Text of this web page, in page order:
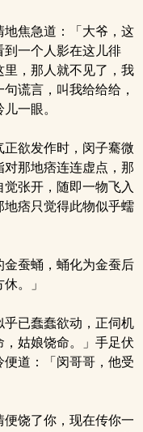
焦急道：「大爷，这
到一个人影在这儿徘
里，那人就不见了，我
谎言，叫我给给给，
一眼。
欲发作时，闵子騫微
那地痞连连虚点，那
张开，随即一物飞入
痞只觉得此物似乎蠕
蚕蛹，蛹化为金蚕后
。」
已蠢蠢欲动，正伺机
姑娘饶命。」手足伏
道：「闵哥哥，他受
饶了你，现在传你一